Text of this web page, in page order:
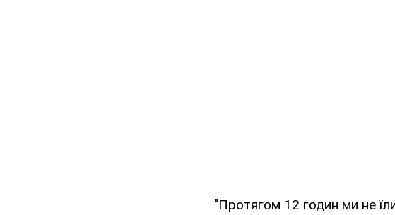
"Протягом 12 годин ми не